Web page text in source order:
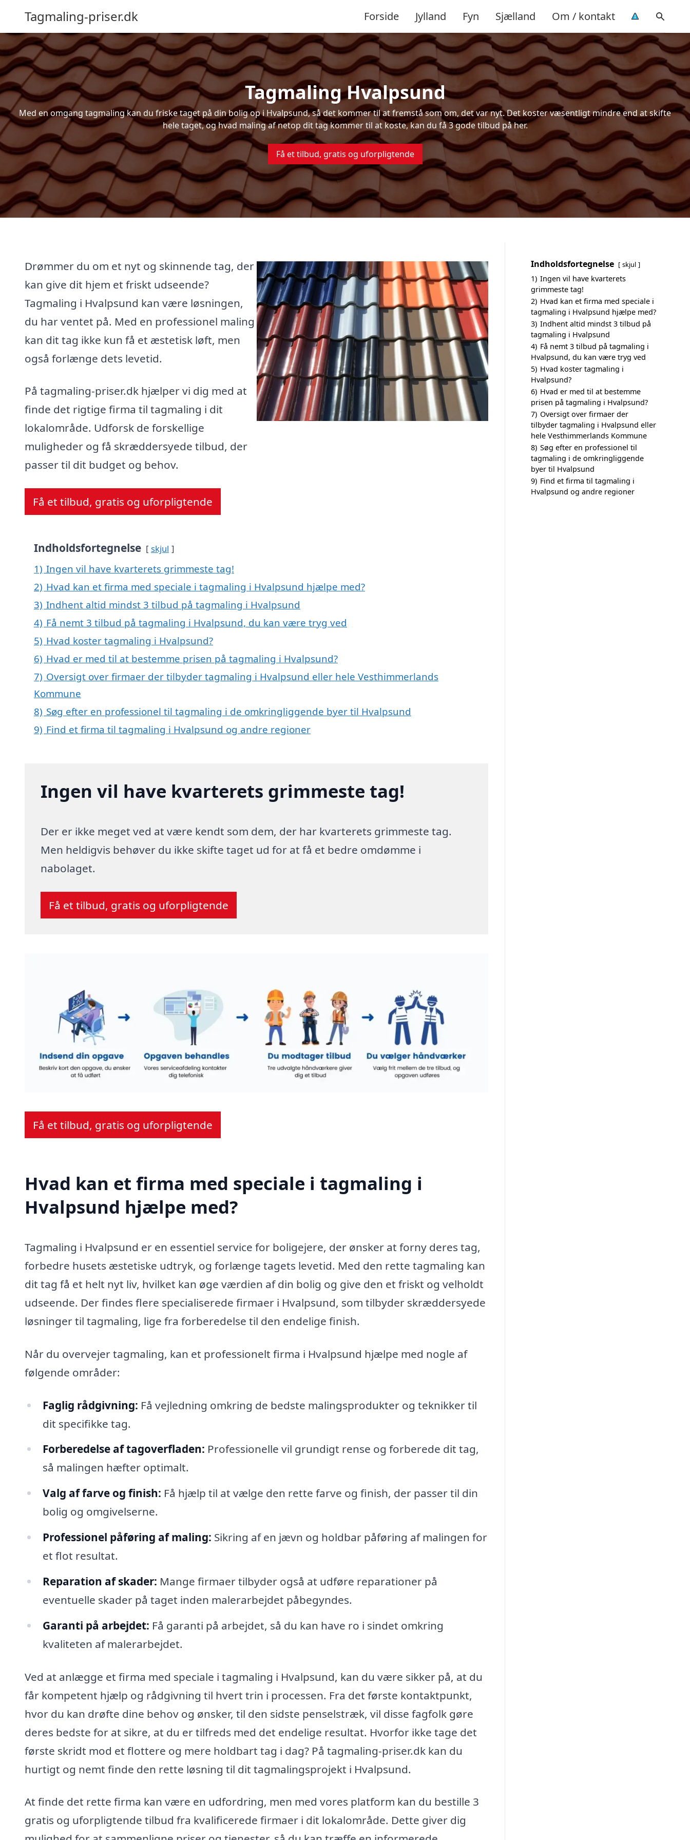
Tagmaling-priser.dk Forside Jylland Fyn Sjælland Om / kontakt
Tagmaling Hvalpsund
Med en omgang tagmaling kan du friske taget på din bolig op i Hvalpsund, så det kommer til at fremstå som om, det var nyt. Det koster væsentligt mindre end at skifte
hele taget, og hvad maling af netop dit tag kommer til at koste, kan du få 3 gode tilbud på her.
Få et tilbud, gratis og uforpligtende
Drømmer du om et nyt og skinnende tag, der
kan give dit hjem et friskt udseende?
Tagmaling i Hvalpsund kan være løsningen,
du har ventet på. Med en professionel maling
kan dit tag ikke kun få et æstetisk løft, men
også forlænge dets levetid.
På tagmaling-priser.dk hjælper vi dig med at
finde det rigtige firma til tagmaling i dit
lokalområde. Udforsk de forskellige
muligheder og få skræddersyede tilbud, der
passer til dit budget og behov.
Få et tilbud, gratis og uforpligtende
Indholdsfortegnelse skjul
1) Ingen vil have kvarterets grimmeste tag!
2) Hvad kan et firma med speciale i tagmaling i Hvalpsund hjælpe med?
3) Indhent altid mindst 3 tilbud på tagmaling i Hvalpsund
4) Få nemt 3 tilbud på tagmaling i Hvalpsund, du kan være tryg ved
5) Hvad koster tagmaling i Hvalpsund?
6) Hvad er med til at bestemme prisen på tagmaling i Hvalpsund?
7) Oversigt over firmaer der tilbyder tagmaling i Hvalpsund eller hele Vesthimmerlands
Kommune
8) Søg efter en professionel til tagmaling i de omkringliggende byer til Hvalpsund
9) Find et firma til tagmaling i Hvalpsund og andre regioner
Ingen vil have kvarterets grimmeste tag!
Der er ikke meget ved at være kendt som dem, der har kvarterets grimmeste tag.
Men heldigvis behøver du ikke skifte taget ud for at få et bedre omdømme i
nabolaget.
Få et tilbud, gratis og uforpligtende
Få et tilbud, gratis og uforpligtende
Hvad kan et firma med speciale i tagmaling i
Hvalpsund hjælpe med?
Tagmaling i Hvalpsund er en essentiel service for boligejere, der ønsker at forny deres tag,
forbedre husets æstetiske udtryk, og forlænge tagets levetid. Med den rette tagmaling kan
dit tag få et helt nyt liv, hvilket kan øge værdien af din bolig og give den et friskt og velholdt
udseende. Der findes flere specialiserede firmaer i Hvalpsund, som tilbyder skræddersyede
løsninger til tagmaling, lige fra forberedelse til den endelige finish.
Når du overvejer tagmaling, kan et professionelt firma i Hvalpsund hjælpe med nogle af
følgende områder:
Faglig rådgivning: Få vejledning omkring de bedste malingsprodukter og teknikker til
dit specifikke tag.
Forberedelse af tagoverfladen: Professionelle vil grundigt rense og forberede dit tag,
så malingen hæfter optimalt.
Valg af farve og finish: Få hjælp til at vælge den rette farve og finish, der passer til din
bolig og omgivelserne.
Professionel påføring af maling: Sikring af en jævn og holdbar påføring af malingen for
et flot resultat.
Reparation af skader: Mange firmaer tilbyder også at udføre reparationer på
eventuelle skader på taget inden malerarbejdet påbegyndes.
Garanti på arbejdet: Få garanti på arbejdet, så du kan have ro i sindet omkring
kvaliteten af malerarbejdet.
Ved at anlægge et firma med speciale i tagmaling i Hvalpsund, kan du være sikker på, at du
får kompetent hjælp og rådgivning til hvert trin i processen. Fra det første kontaktpunkt,
hvor du kan drøfte dine behov og ønsker, til den sidste penselstræk, vil disse fagfolk gøre
deres bedste for at sikre, at du er tilfreds med det endelige resultat. Hvorfor ikke tage det
første skridt mod et flottere og mere holdbart tag i dag? På tagmaling-priser.dk kan du
hurtigt og nemt finde den rette løsning til dit tagmalingsprojekt i Hvalpsund.
At finde det rette firma kan være en udfordring, men med vores platform kan du bestille 3
gratis og uforpligtende tilbud fra kvalificerede firmaer i dit lokalområde. Dette giver dig
Indholdsfortegnelse skjul
1) Ingen vil have kvarterets
grimmeste tag!
2) Hvad kan et firma med speciale i
tagmaling i Hvalpsund hjælpe med?
3) Indhent altid mindst 3 tilbud på
tagmaling i Hvalpsund
4) Få nemt 3 tilbud på tagmaling i
Hvalpsund, du kan være tryg ved
5) Hvad koster tagmaling i
Hvalpsund?
6) Hvad er med til at bestemme
prisen på tagmaling i Hvalpsund?
7) Oversigt over firmaer der
tilbyder tagmaling i Hvalpsund eller
hele Vesthimmerlands Kommune
8) Søg efter en professionel til
tagmaling i de omkringliggende
byer til Hvalpsund
9) Find et firma til tagmaling i
Hvalpsund og andre regioner